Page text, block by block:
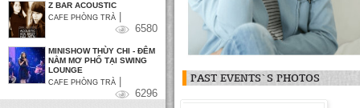
Z BAR ACOUSTIC
CAFE PHÒNG TRÀ
6580
MINISHOW THÙY CHI - ĐÊM
NẰM MƠ PHỐ TẠI SWING
LOUNGE
CAFE PHÒNG TRÀ
6296
PAST EVENTS`S PHOTOS